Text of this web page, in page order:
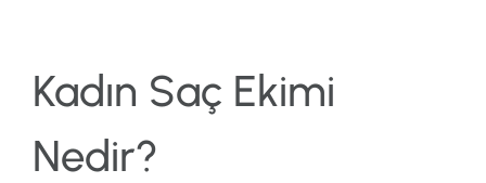
Kadın Saç Ekimi
Nedir?